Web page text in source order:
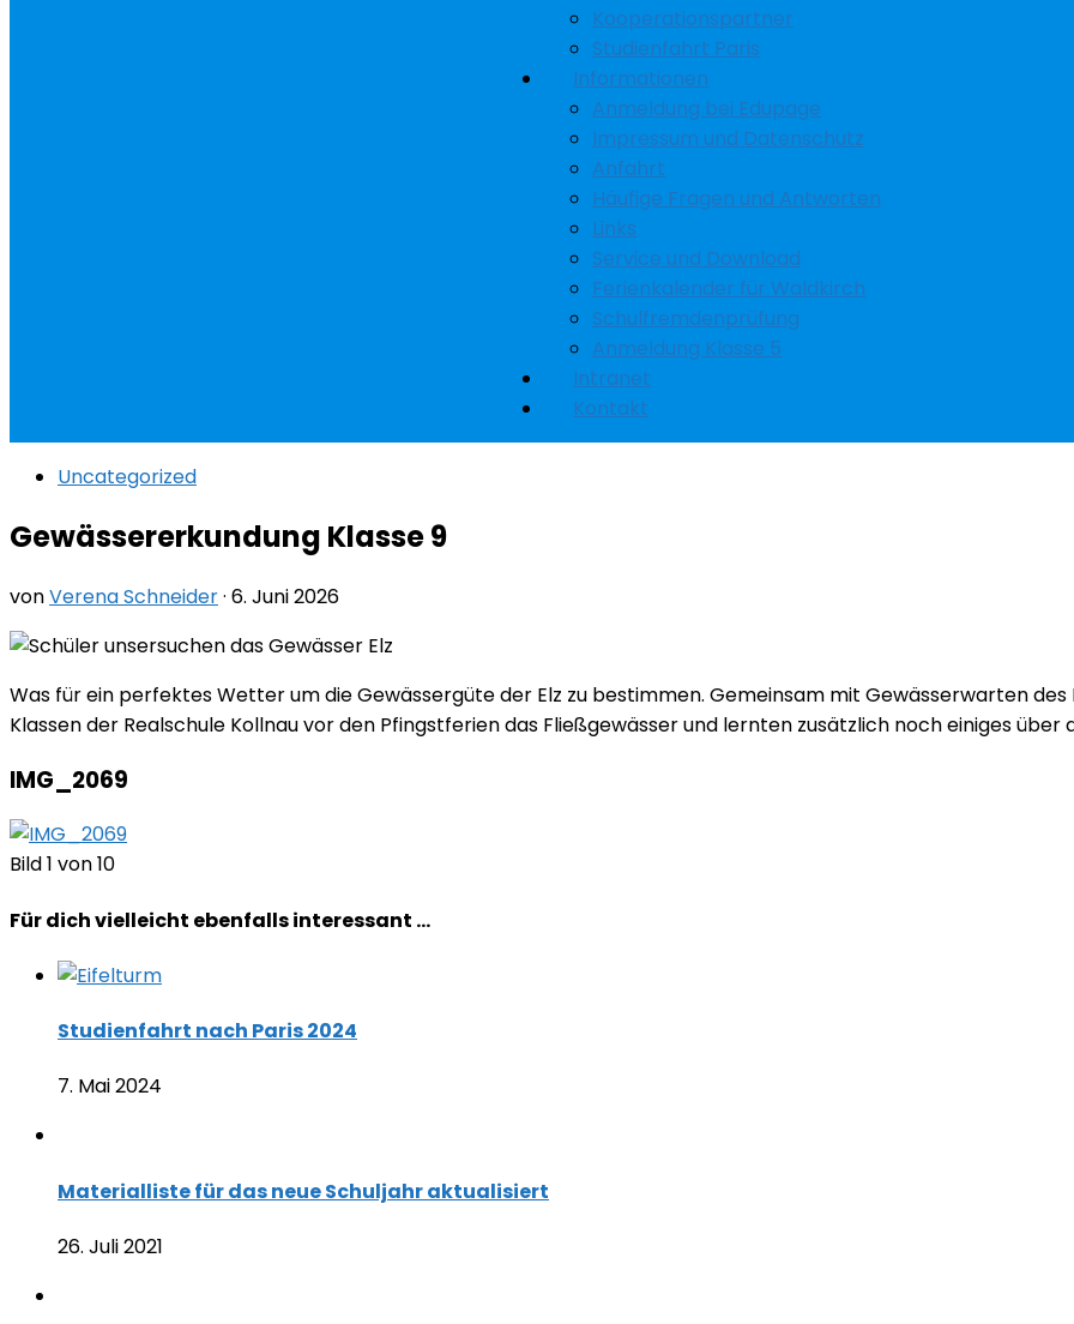
Kooperationspartner
Studienfahrt Paris
Informationen
Anmeldung bei Edupage
Impressum und Datenschutz
Anfahrt
Häufige Fragen und Antworten
Links
Service und Download
Ferienkalender für Waldkirch
Schulfremdenprüfung
Anmeldung Klasse 5
Intranet
Kontakt
Uncategorized
Gewässererkundung Klasse 9
vonVerena Schneider· 6. Juni 2026
Was für ein perfektes Wetter um die Gewässergüte der Elz zu bestimmen. Gemeinsam mit Gewässerwarten
Klassen der Realschule Kollnau vor den Pfingstferien das Fließgewässer und lernten zusätzlich noch einiges über
IMG_2069
Bild 1 von 10
Für dich vielleicht ebenfalls interessant …
Studienfahrt nach Paris 2024
7. Mai 2024
Materialliste für das neue Schuljahr aktualisiert
26. Juli 2021